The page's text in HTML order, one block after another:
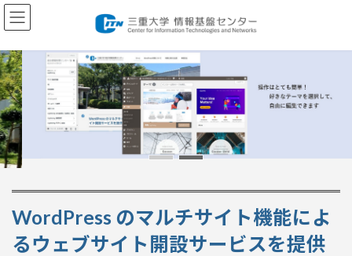
コ
ン
ン
ツ
へ
ス
キ
ッ
プ
ナ
ビ
ー
シ
ョ
ン
に
移
動
WordPress のマルチサイト機能によ
るウェブサイト開設サービスを提供